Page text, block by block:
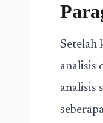
Setelah
analisis
analisis